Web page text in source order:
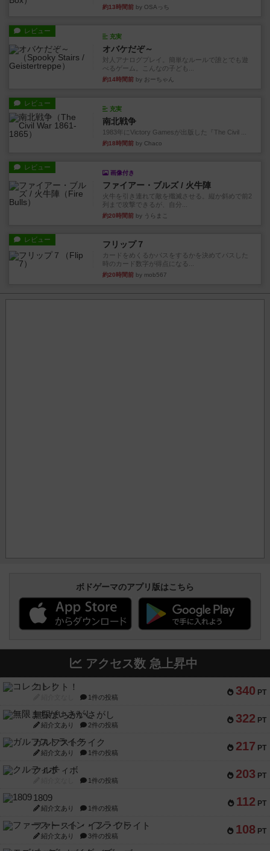
約13時間前 by OSAっち
レビュー
充実
オバケだぞ～
対人アナログプレイ。簡単なルールで誰とでも遊
べるゲーム。こんなの子ども...
約14時間前 by おーちゃん
レビュー
充実
南北戦争
1983年にVictory Gamesが出版した『The Civil ...
約18時間前 by Chaco
レビュー
画像付き
ファイアー・ブルズ / 火牛陣
火牛を引き連れて敵を殲滅させる。縦か斜めで前2
列まで攻撃できるが、自分...
約20時間前 by うらまこ
レビュー フリップ７
カードをめくるかパスをするかを決めてパスした
時のカード数字が得点になる...
約20時間前 by mob567
ボドゲーマのアプリ版はこちら
アクセス数 急上昇中
340 PT
コレクト！
1件の投稿
322 PT
無限まちがいさがし
紹介文あり 2件の投稿
217 PT
ガルフストライク
紹介文あり 1件の投稿
203 PT
クルティボ
1件の投稿
112 PT
1809
紹介文あり 1件の投稿
108 PT
ファースト・イン・フライト
紹介文あり 3件の投稿